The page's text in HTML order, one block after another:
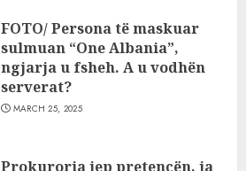
FOTO/ Persona të maskuar
sulmuan “One Albania”,
ngjarja u fsheh. A u vodhën
serverat?
MARCH 25, 2025
Prokuroria jep pretencën, ja